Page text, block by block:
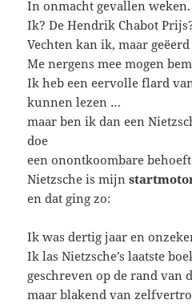
In onmacht gevallen weken.
Ik? De Hendrik Chabot
Vechten kan ik, maar
Me nergens mee mogen
Ik heb een eervolle flard
kunnen lezen …
maar ben ik dan een
doe
een onontkoombare
Nietzsche is mijn
en dat ging zo:
Ik was dertig jaar en
Ik las Nietzsche’s laatste
geschreven op de rand van
maar blakend van